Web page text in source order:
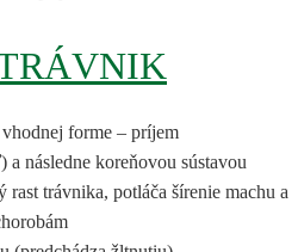
forme – príjem
následne koreňovou sústavou
rast trávnika, potláča šírenie machu a